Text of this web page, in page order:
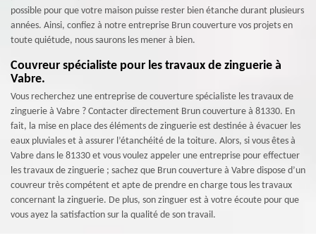
possible pour que votre maison puisse rester bien étanche durant plusieurs
années. Ainsi, confiez à notre entreprise Brun couverture vos projets en
toute quiétude, nous saurons les mener à bien.
Couvreur spécialiste pour les travaux de zinguerie à
Vabre.
Vous recherchez une entreprise de couverture spécialiste les travaux de
zinguerie à Vabre ? Contacter directement Brun couverture à 81330. En
fait, la mise en place des éléments de zinguerie est destinée à évacuer les
eaux pluviales et à assurer l’étanchéité de la toiture. Alors, si vous êtes à
Vabre dans le 81330 et vous voulez appeler une entreprise pour effectuer
les travaux de zinguerie ; sachez que Brun couverture à Vabre dispose d’un
couvreur très compétent et apte de prendre en charge tous les travaux
concernant la zinguerie. De plus, son zinguer est à votre écoute pour que
vous ayez la satisfaction sur la qualité de son travail.